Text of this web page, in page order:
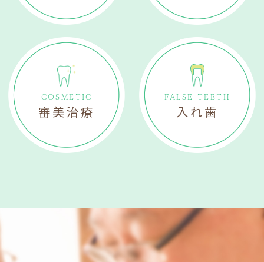
COSMETIC
審美治療
FALSE TEETH
入れ歯